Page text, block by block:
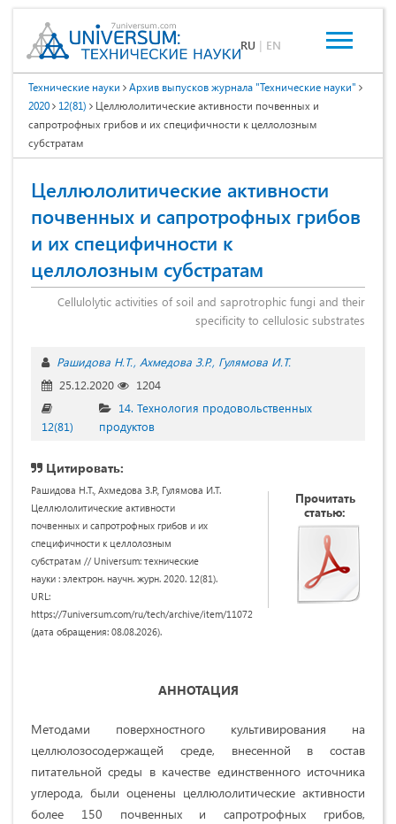
RU | EN
Технические науки
Архив выпусков журнала "Технические науки"
2020
12(81)
Целлюлолитические активности почвенных и
сапротрофных грибов и их специфичности к целлолозным
субстратам
Целлюлолитические активности
почвенных и сапротрофных грибов
и их специфичности к
целлолозным субстратам
Cellulolytic activities of soil and saprotrophic fungi and their
specificity to сellulosic substrates
Рашидова Н.Т. Ахмедова З.Р. Гулямова И.Т.
25.12.2020
1204
12(81)
14. Технология продовольственных
продуктов
Цитировать:
Рашидова Н.Т., Ахмедова З.Р., Гулямова И.Т.
Целлюлолитические активности
почвенных и сапротрофных грибов и их
специфичности к целлолозным
субстратам // Universum: технические
науки : электрон. научн. журн. 2020. 12(81).
URL:
https://7universum.com/ru/tech/archive/item/11072
(дата обращения: 08.08.2026).
Прочитать
статью:
АННОТАЦИЯ
Методами поверхностного культивирования на
целлюлозосодержащей среде, внесенной в состав
питательной среды в качестве единственного источника
углерода, были оценены целлюлолитические активности
более 150 почвенных и сапротрофных грибов,